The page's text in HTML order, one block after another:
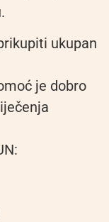
ukupan
je dobro